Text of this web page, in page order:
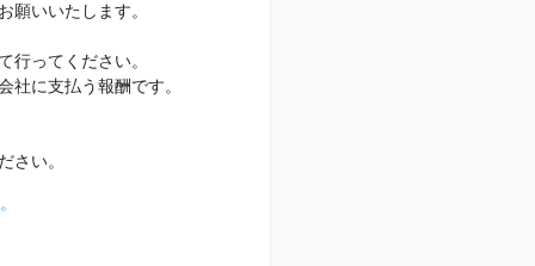
願いいたします。
行ってください。
に支払う報酬です。
さい。